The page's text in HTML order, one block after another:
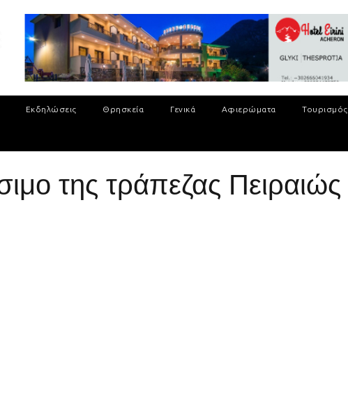
Εκδηλώσεις Θρησκεία Γενικά Αφιερώματα Τουρισμός
της τράπεζας Πειραιώς